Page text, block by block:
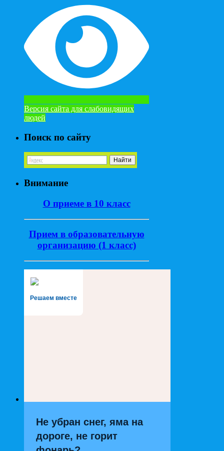
Версия сайта для слабовидящих
людей
Поиск по сайту
Внимание
О приеме в 10 класс
Прием в образовательную
организацию (1 класс)
Решаем вместе
Не убран снег, яма на
дороге, не горит